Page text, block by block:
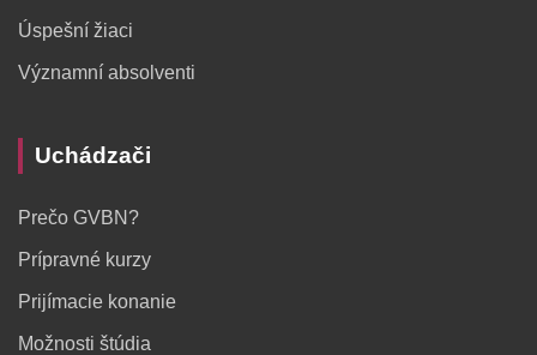
Úspešní žiaci
Významní absolventi
Uchádzači
Prečo GVBN?
Prípravné kurzy
Prijímacie konanie
Možnosti štúdia